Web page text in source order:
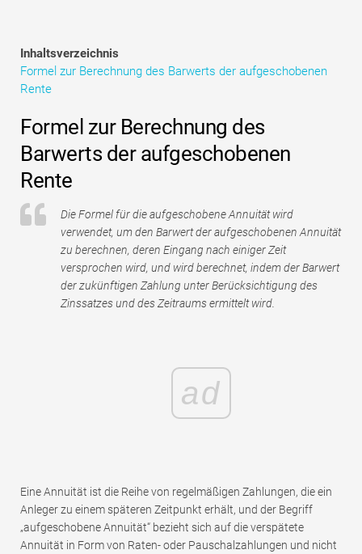
Vollständige Form
Risikomanagement-Tutorials
Inhaltsverzeichnis
Formel zur Berechnung des Barwerts der aufgeschobenen
Rente
Formel zur Berechnung des
Barwerts der aufgeschobenen
Rente
Die Formel für die aufgeschobene Annuität wird
verwendet, um den Barwert der aufgeschobenen Annuität
zu berechnen, deren Eingang nach einiger Zeit
versprochen wird, und wird berechnet, indem der Barwert
der zukünftigen Zahlung unter Berücksichtigung des
Zinssatzes und des Zeitraums ermittelt wird.
ad
Eine Annuität ist die Reihe von regelmäßigen Zahlungen, die ein
Anleger zu einem späteren Zeitpunkt erhält, und der Begriff
„aufgeschobene Annuität“ bezieht sich auf die verspätete
Annuität in Form von Raten- oder Pauschalzahlungen und nicht